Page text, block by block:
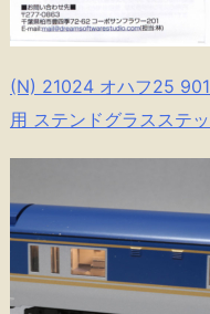
(N) 21024 オハフ25
用 ステンドグラスステ